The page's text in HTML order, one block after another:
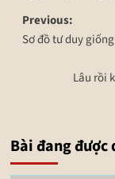
Previous:
Sơ đồ tư duy
Lâu rồi
Bài đang được